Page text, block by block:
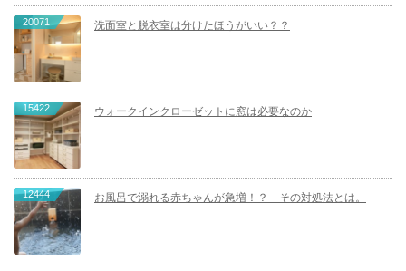
20071 洗面室と脱衣室は分けたほうがいい？？
15422 ウォークインクローゼットに窓は必要なのか
12444 お風呂で溺れる赤ちゃんが急増！？ その対処法とは。